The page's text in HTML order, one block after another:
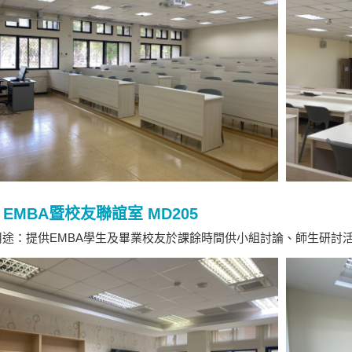
暨校友聯誼室 MD205
：提供EMBA學生及畢業校友於課餘時間供小組討論、師生研討